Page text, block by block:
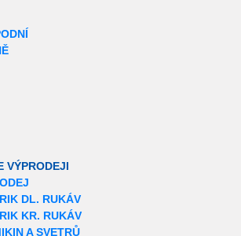
VÝPRODEJI
DL. RUKÁV
KR. RUKÁV
A SVETRŮ